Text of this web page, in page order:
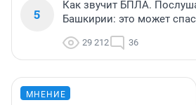
5
Как звучит БПЛА.
Башкирии: это может
29 212 36
МНЕНИЕ